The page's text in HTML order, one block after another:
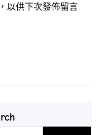
以供下次發佈留言